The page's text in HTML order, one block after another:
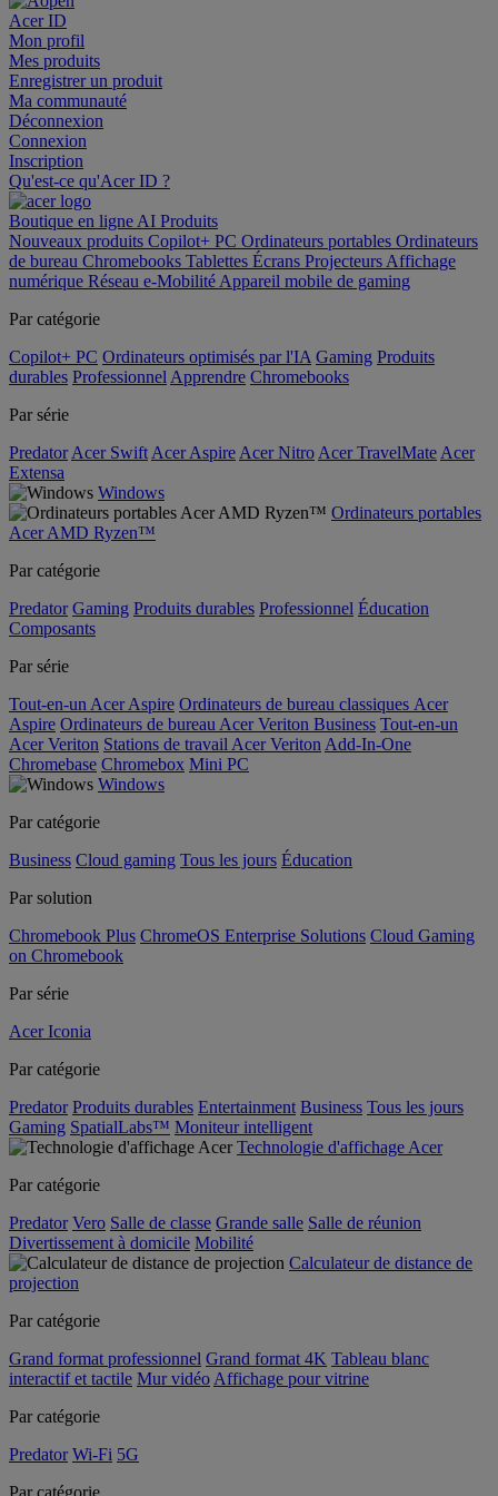
Acer ID
Mon profil
Mes produits
Enregistrer un produit
Ma communauté
Déconnexion
Connexion
Inscription
Qu'est-ce qu'Acer ID ?
Boutique en ligne AI Produits
Nouveaux produits Copilot+ PC Ordinateurs portables Ordinateurs
de bureau Chromebooks Tablettes Écrans Projecteurs Affichage
numérique Réseau e-Mobilité Appareil mobile de gaming
Par catégorie
Copilot+ PC Ordinateurs optimisés par l'IA Gaming Produits
durables Professionnel Apprendre Chromebooks
Par série
Predator Acer Swift Acer Aspire Acer Nitro Acer TravelMate Acer
Extensa
Windows
Ordinateurs portables
Acer AMD Ryzen™
Par catégorie
Predator Gaming Produits durables Professionnel Éducation
Composants
Par série
Tout-en-un Acer Aspire Ordinateurs de bureau classiques Acer
Aspire Ordinateurs de bureau Acer Veriton Business Tout-en-un
Acer Veriton Stations de travail Acer Veriton Add-In-One
Chromebase Chromebox Mini PC
Windows
Par catégorie
Business Cloud gaming Tous les jours Éducation
Par solution
Chromebook Plus ChromeOS Enterprise Solutions Cloud Gaming
on Chromebook
Par série
Acer Iconia
Par catégorie
Predator Produits durables Entertainment Business Tous les jours
Gaming SpatialLabs™ Moniteur intelligent
Technologie d'affichage Acer
Par catégorie
Predator Vero Salle de classe Grande salle Salle de réunion
Divertissement à domicile Mobilité
Calculateur de distance de
projection
Par catégorie
Grand format professionnel Grand format 4K Tableau blanc
interactif et tactile Mur vidéo Affichage pour vitrine
Par catégorie
Predator Wi-Fi 5G
Par catégorie